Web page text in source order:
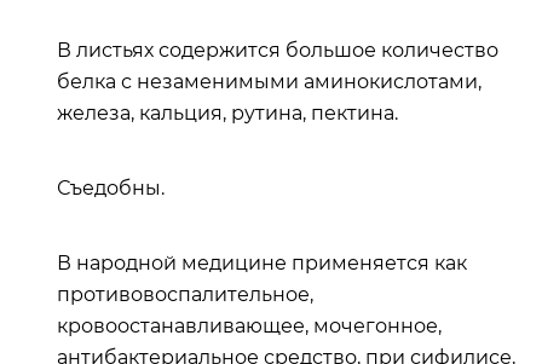
В листьях содержится большое количество
белка с незаменимыми аминокислотами,
железа, кальция, рутина, пектина.
Съедобны.
В народной медицине применяется как
противовоспалительное,
кровоостанавливающее, мочегонное,
антибактериальное средство, при сифилисе,